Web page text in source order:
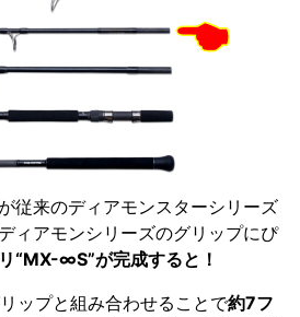
従来のディアモンスターシリーズ
ィアモンシリーズのグリップにぴ
“MX-∞S”が完成すると！
ップと組み合わせることで約7フ